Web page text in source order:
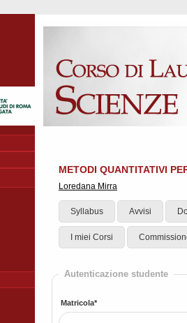
METODI QUANTITATIVI
Loredana Mirra
Syllabus Avvisi
I miei Corsi
Autenticazione studente
Matricola*